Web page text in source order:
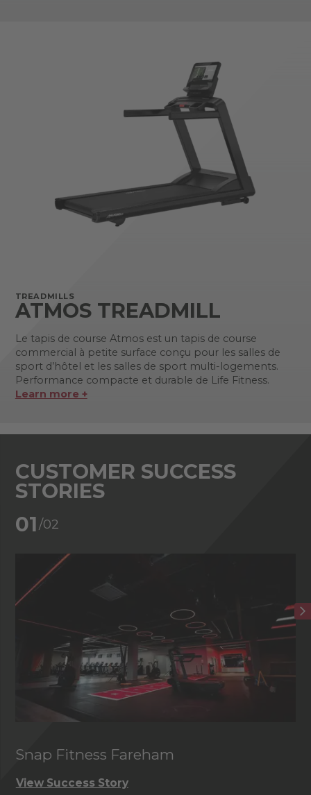
TREADMILLS
ATMOS TREADMILL
Le tapis de course Atmos est un tapis de course
commercial à petite surface conçu pour les salles de
sport d’hôtel et les salles de sport multi-logements.
Performance compacte et durable de Life Fitness.
Learn more +
CUSTOMER SUCCESS
STORIES
02/02
Club de golf de Foxhills
View Success Story